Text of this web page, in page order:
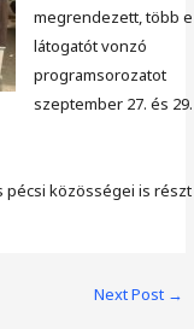
megrendezett, több
látogatót vonzó
programsorozatot
szeptember 27. és
pécsi közösségei is
Next Post →